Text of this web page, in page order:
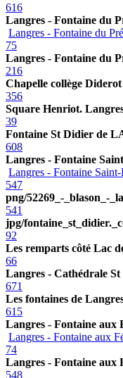
616
Langres - Fontaine du
Langres - Fontaine du
75
Langres - Fontaine du
216
Chapelle collège
356
Square Henriot.
39
Fontaine St Didier de
608
Langres - Fontaine
Langres - Fontaine
547
png/52269_-_blason_-
541
jpg/
92
Les remparts côté Lac
66
Langres - Cathédrale St
671
Les fontaines de
615
Langres - Fontaine aux
Langres - Fontaine aux
74
Langres - Fontaine aux
548